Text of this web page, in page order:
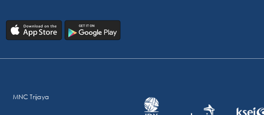
MNC Trijaya